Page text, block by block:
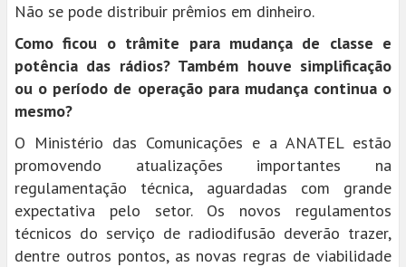
Não se pode distribuir prêmios em dinheiro.
Como ficou o trâmite para mudança de classe e
potência das rádios? Também houve simplificação
ou o período de operação para mudança continua o
mesmo?
O Ministério das Comunicações e a ANATEL estão
promovendo atualizações importantes na
regulamentação técnica, aguardadas com grande
expectativa pelo setor. Os novos regulamentos
técnicos do serviço de radiodifusão deverão trazer,
dentre outros pontos, as novas regras de viabilidade